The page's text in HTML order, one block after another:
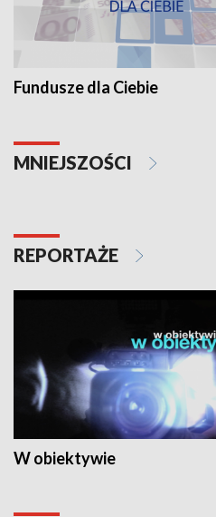
Fundusze dla Ciebie
MNIEJSZOŚCI
REPORTAŻE
W obiektywie